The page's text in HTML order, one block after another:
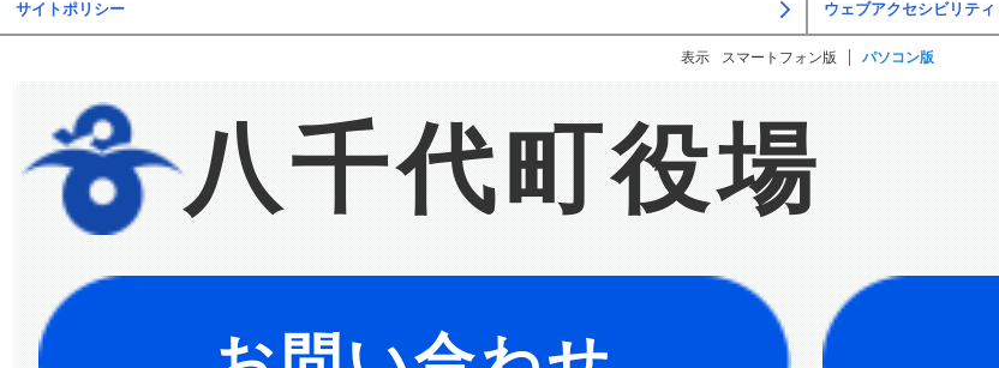
サイトポリシー ウェブアクセシビリティ
表示 スマートフォン版 パソコン版
八千代町役場